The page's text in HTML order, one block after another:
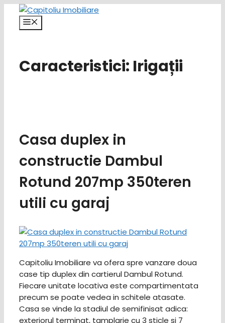
conținut
Caracteristici: Irigații
Casa duplex in
constructie Dambul
Rotund 207mp 350teren
utili cu garaj
Capitoliu Imobiliare va ofera spre vanzare doua
case tip duplex din cartierul Dambul Rotund.
Fiecare unitate locativa este compartimentata
precum se poate vedea in schitele atasate.
Casa se vinde la stadiul de semifinisat adica:
exteriorul terminat, tamplarie cu 3 sticle si 7